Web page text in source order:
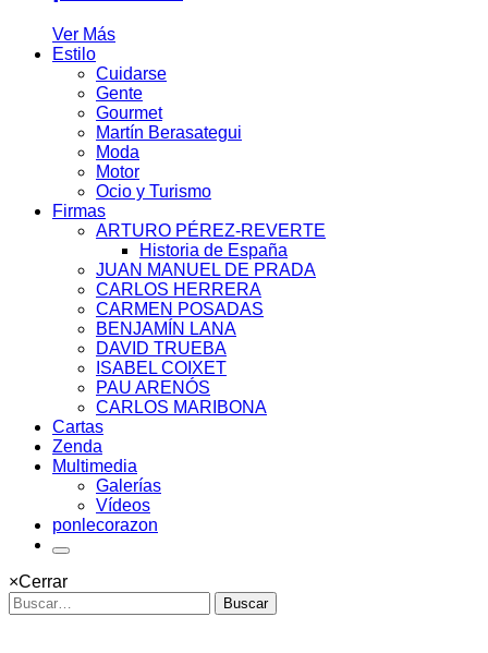
Ver Más
Estilo
Cuidarse
Gente
Gourmet
Martín Berasategui
Moda
Motor
Ocio y Turismo
Firmas
ARTURO PÉREZ-REVERTE
Historia de España
JUAN MANUEL DE PRADA
CARLOS HERRERA
CARMEN POSADAS
BENJAMÍN LANA
DAVID TRUEBA
ISABEL COIXET
PAU ARENÓS
CARLOS MARIBONA
Cartas
Zenda
Multimedia
Galerías
Vídeos
ponlecorazon
×Cerrar
Buscar